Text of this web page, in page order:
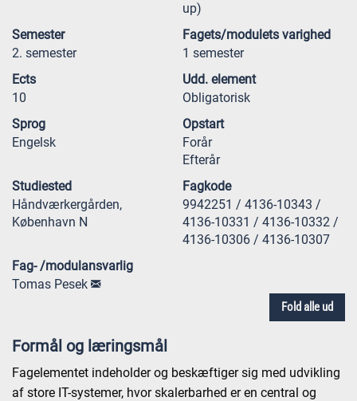
up)
Semester
2. semester
Fagets/modulets varighed
1 semester
Ects
10
Udd. element
Obligatorisk
Sprog
Engelsk
Opstart
Forår
Efterår
Studiested
Håndværkergården,
København N
Fagkode
9942251 / 4136-10343 /
4136-10331 / 4136-10332 /
4136-10306 / 4136-10307
Fag- /modulansvarlig
Tomas Pesek
Fold alle ud
Formål og læringsmål
Fagelementet indeholder og beskæftiger sig med udvikling
af store IT-systemer, hvor skalerbarhed er en central og